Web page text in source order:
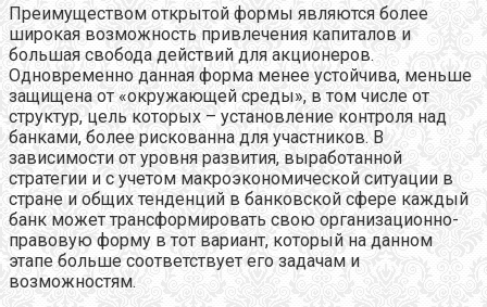
Преимуществом открытой формы являются более
широкая возможность привлечения капиталов и
большая свобода действий для акционеров.
Одновременно данная форма менее устойчива, меньше
защищена от «окружающей среды», в том числе от
структур, цель которых – установление контроля над
банками, более рискованна для участников. В
зависимости от уровня развития, выработанной
стратегии и с учетом макроэкономической ситуации в
стране и общих тенденций в банковской сфере каждый
банк может трансформировать свою организационно-
правовую форму в тот вариант, который на данном
этапе больше соответствует его задачам и
возможностям.